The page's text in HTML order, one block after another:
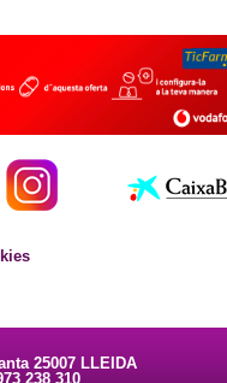
25007 LLEIDA
238 310